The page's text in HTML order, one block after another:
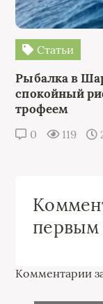
Статьи
Рыбалка в
спокойный
трофеем
0 119
первым
Комментарии